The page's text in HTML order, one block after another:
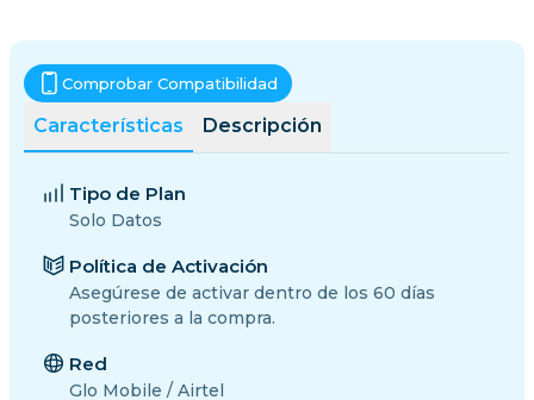
Características Descripción
Comprobar Compatibilidad
Tipo de Plan
Solo Datos
Política de Activación
Asegúrese de activar dentro de los 60 días
posteriores a la compra.
Red
Glo Mobile / Airtel